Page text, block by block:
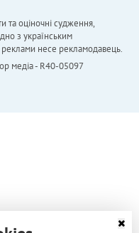
та оціночні судження,
з українським
реклами несе рекламодавець.
медіа - R40-05097